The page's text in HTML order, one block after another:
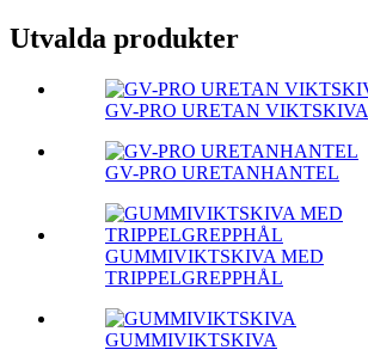
Utvalda produkter
GV-PRO URETAN VIKTSKIVA
GV-PRO URETANHANTEL
GUMMIVIKTSKIVA MED
TRIPPELGREPPHÅL
GUMMIVIKTSKIVA